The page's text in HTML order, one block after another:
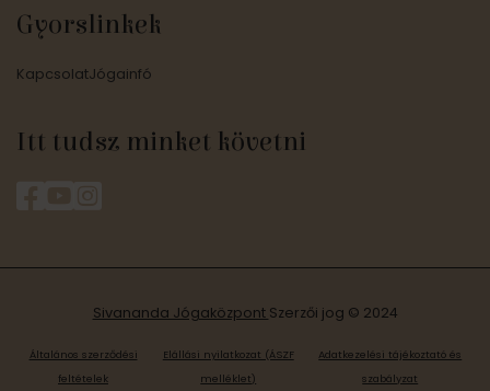
Gyorslinkek
KapcsolatJógainfó
Itt tudsz minket követni
Sivananda Jógaközpont Szerzői jog © 2024
Általános szerződési
feltételek
Elállási nyilatkozat (ÁSZF
melléklet)
Adatkezelési tájékoztató és
szabályzat